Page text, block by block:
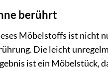
berührt
Möbelstoffs ist nicht
Die leicht
ist ein Möbelstück,